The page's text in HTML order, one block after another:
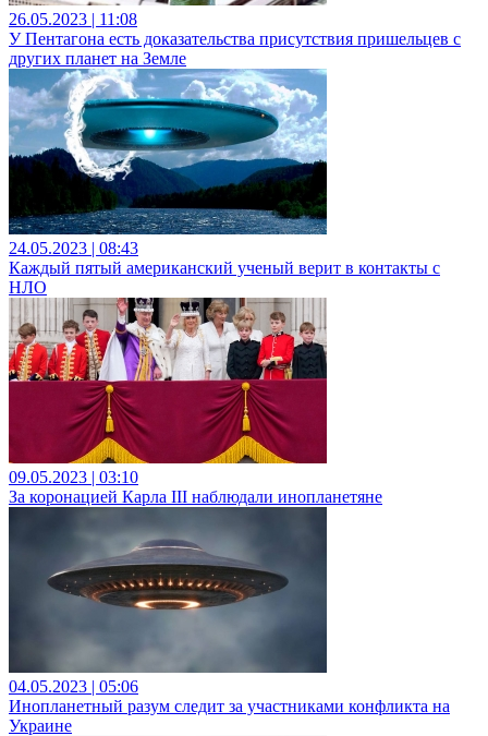
26.05.2023 | 11:08
У Пентагона есть доказательства присутствия пришельцев с
других планет на Земле
24.05.2023 | 08:43
Каждый пятый американский ученый верит в контакты с
НЛО
09.05.2023 | 03:10
За коронацией Карла III наблюдали инопланетяне
04.05.2023 | 05:06
Инопланетный разум следит за участниками конфликта на
Украине